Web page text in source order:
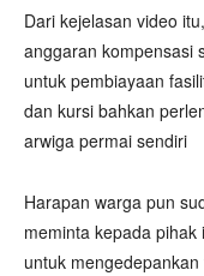
Dari kejelasan video
anggaran kompensasi
untuk pembiayaan
dan kursi bahkan
arwiga permai sendiri
Harapan warga pun
meminta kepada
untuk